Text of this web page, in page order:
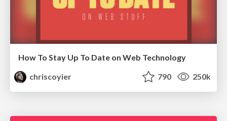
How To Stay Up To Date on Web Technology
chriscoyier
790 250k